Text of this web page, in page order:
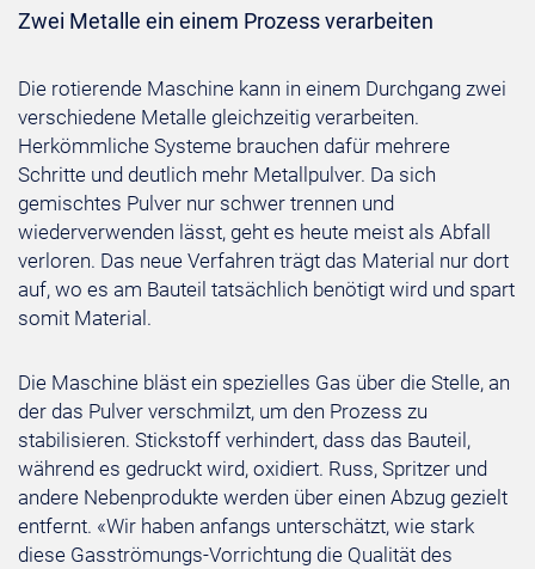
Zwei Metalle ein einem Prozess verarbeiten
Die rotierende Maschine kann in einem Durchgang zwei
verschiedene Metalle gleichzeitig verarbeiten.
Herkömmliche Systeme brauchen dafür mehrere
Schritte und deutlich mehr Metallpulver. Da sich
gemischtes Pulver nur schwer trennen und
wiederverwenden lässt, geht es heute meist als Abfall
verloren. Das neue Verfahren trägt das Material nur dort
auf, wo es am Bauteil tatsächlich benötigt wird und spart
somit Material.
Die Maschine bläst ein spezielles Gas über die Stelle, an
der das Pulver verschmilzt, um den Prozess zu
stabilisieren. Stickstoff verhindert, dass das Bauteil,
während es gedruckt wird, oxidiert. Russ, Spritzer und
andere Nebenprodukte werden über einen Abzug gezielt
entfernt. «Wir haben anfangs unterschätzt, wie stark
diese Gasströmungs-Vorrichtung die Qualität des